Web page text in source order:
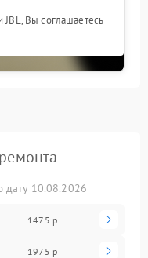
JBL, Вы соглашаетесь
дату 10.08.2026
1475 р
1975 р